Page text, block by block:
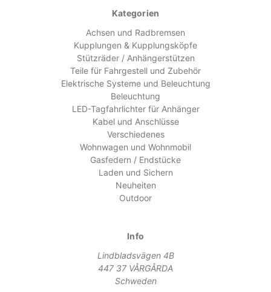
Kategorien
Achsen und Radbremsen
Kupplungen & Kupplungsköpfe
Stützräder / Anhängerstützen
Teile für Fahrgestell und Zubehör
Elektrische Systeme und Beleuchtung
Beleuchtung
LED-Tagfahrlichter für Anhänger
Kabel und Anschlüsse
Verschiedenes
Wohnwagen und Wohnmobil
Gasfedern / Endstücke
Laden und Sichern
Neuheiten
Outdoor
Info
Lindbladsvägen 4B
447 37 VÅRGÅRDA
Schweden